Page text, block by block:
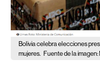
Bolivia celebra elecciones
mujeres. Fuente de la